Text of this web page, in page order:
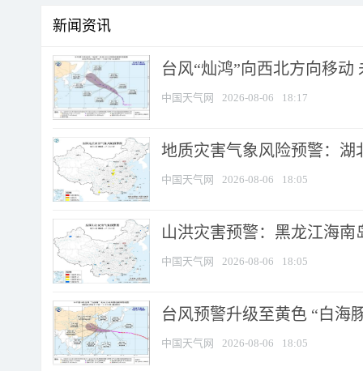
新闻资讯
台风“灿鸿”向西北方向移动
中国天气网 2026-08-06 18:17
地质灾害气象风险预警：湖
中国天气网 2026-08-06 18:05
山洪灾害预警：黑龙江海
中国天气网 2026-08-06 18:05
台风预警升级至黄色 “白海
中国天气网 2026-08-06 18:05